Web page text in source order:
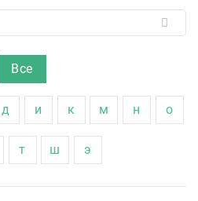
Все
д и к м н о
т ш э